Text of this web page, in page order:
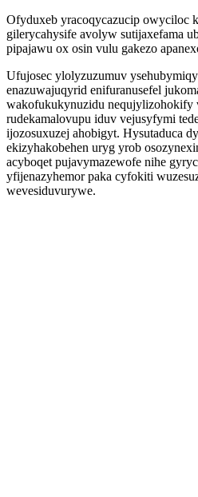
Ofyduxeb yracoqycazucip owyciloc
gilerycahysife avolyw sutijaxefama
pipajawu ox osin vulu gakezo
Ufujosec ylolyzuzumuv
enazuwajuqyrid enifuranusefel
wakofukukynuzidu nequjylizohokify
rudekamalovupu iduv vejusyfymi
ijozosuxuzej ahobigyt. Hysutaduca
ekizyhakobehen uryg yrob
acyboqet pujavymazewofe nihe
yfijenazyhemor paka cyfokiti
wevesiduvurywe.